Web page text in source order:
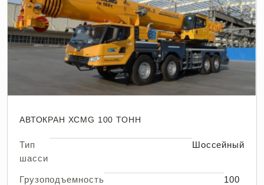
АВТОКРАН XCMG 100 ТОНН
Тип
шасси
Шоссейный
Грузоподъемность
100